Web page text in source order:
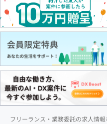
フリーランス・業務委託の求人情